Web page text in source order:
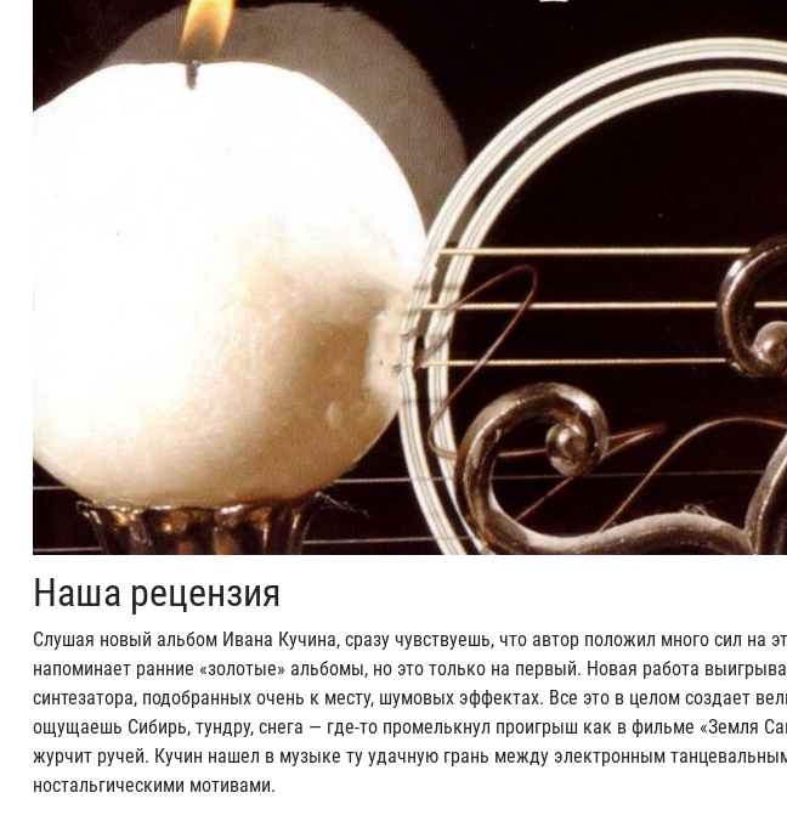
Наша рецензия
Слушая новый альбом Ивана Кучина, сразу чувствуешь, что автор положил много сил на
напоминает ранние «золотые» альбомы, но это только на первый. Новая работа
синтезатора, подобранных очень к месту, шумовых эффектах. Все это в целом создает
ощущаешь Сибирь, тундру, снега — где-то промелькнул проигрыш как в фильме «Земля
журчит ручей. Кучин нашел в музыке ту удачную грань между электронным
ностальгическими мотивами.